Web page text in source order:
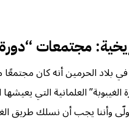
مجتمعات
بلاد الحرمين أنه كان
العلمانية التي
ولّى وأننا يجب أن نسلك طريق